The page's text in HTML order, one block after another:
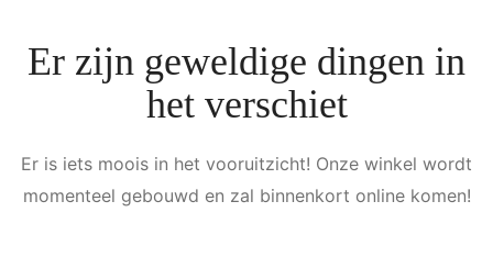
Er zijn geweldige dingen in
het verschiet
Er is iets moois in het vooruitzicht! Onze winkel wordt
momenteel gebouwd en zal binnenkort online komen!